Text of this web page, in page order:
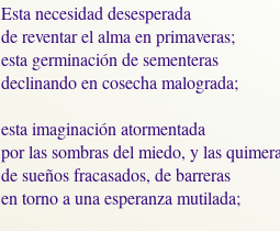
Esta necesidad desesperada
de reventar el alma en primaveras;
esta germinación de sementeras
declinando en cosecha malograda;
esta imaginación atormentada
por las sombras del miedo, y las
de sueños fracasados, de barreras
en torno a una esperanza mutilada;